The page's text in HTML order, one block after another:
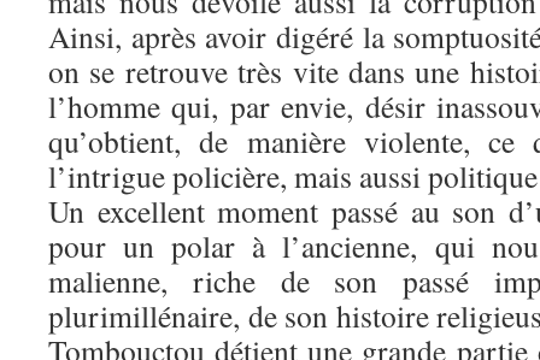
Ainsi, après avoir digéré la
on se retrouve très vite dans une
l’homme qui, par envie, désir
qu’obtient, de manière violente,
l’intrigue policière, mais aussi
Un excellent moment passé au son
pour un polar à l’ancienne, qui
malienne, riche de son passé
plurimillénaire, de son histoire
Tombouctou détient une grande